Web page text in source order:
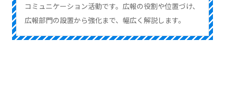
コミュニケーション活動です。広報の役割や位置づけ、
広報部門の設置から強化まで、幅広く解説します。